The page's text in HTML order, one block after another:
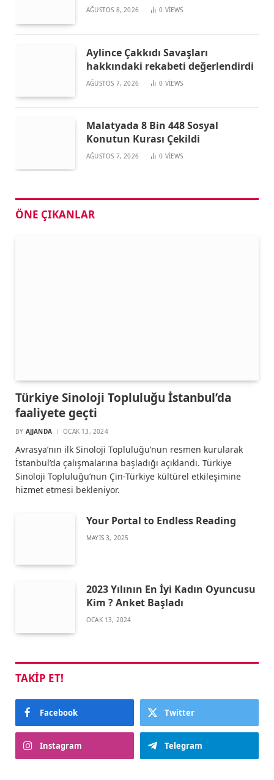
AĞUSTOS 8, 2026 0 VIEWS
Aylince Çakkıdı Savaşları
hakkındaki rekabeti değerlendirdi
AĞUSTOS 7, 2026 0 VIEWS
Malatyada 8 Bin 448 Sosyal
Konutun Kurası Çekildi
AĞUSTOS 7, 2026 0 VIEWS
ÖNE ÇIKANLAR
Türkiye Sinoloji Topluluğu İstanbul’da
faaliyete geçti
BY AJJANDA OCAK 13, 2024
Avrasya’nın ilk Sinoloji Topluluğu’nun resmen kurularak
İstanbul’da çalışmalarına başladığı açıklandı. Türkiye
Sinoloji Topluluğu’nun Çin-Türkiye kültürel etkileşimine
hizmet etmesi bekleniyor.
Your Portal to Endless Reading
MAYIS 3, 2025
2023 Yılının En İyi Kadın Oyuncusu
Kim ? Anket Başladı
OCAK 13, 2024
TAKIP ET!
Facebook Twitter
Instagram Telegram